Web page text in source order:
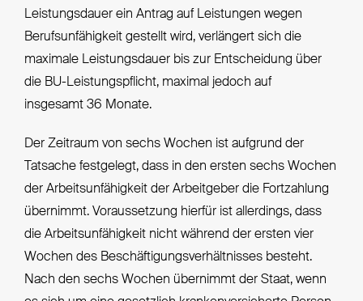
Leistungsdauer ein Antrag auf Leistungen wegen
Berufsunfähigkeit gestellt wird, verlängert sich die
maximale Leistungsdauer bis zur Entscheidung über
die BU-Leistungspflicht, maximal jedoch auf
insgesamt 36 Monate.
Der Zeitraum von sechs Wochen ist aufgrund der
Tatsache festgelegt, dass in den ersten sechs Wochen
der Arbeitsunfähigkeit der Arbeitgeber die Fortzahlung
übernimmt. Voraussetzung hierfür ist allerdings, dass
die Arbeitsunfähigkeit nicht während der ersten vier
Wochen des Beschäftigungsverhältnisses besteht.
Nach den sechs Wochen übernimmt der Staat, wenn